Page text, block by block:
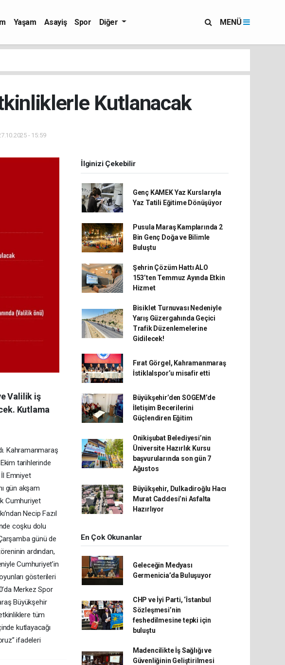
Yaşam Asayiş Spor Diğer MENÜ
Kutlanacak
- 15:59
Valilik iş
Kutlama
Kahramanmaraş
tarihlerinde
Emniyet
gün akşam
Cumhuriyet
Necip Fazıl
coşku dolu
günü de
ardından,
Cumhuriyet’in
gösterileri
Merkez Spor
Büyükşehir
tüm
kutlayacağı
ifadeleri
İlginizi Çekebilir
Genç KAMEK Yaz Kurslarıyla
Yaz Tatili Eğitime Dönüşüyor
Pusula Maraş Kamplarında 2
Bin Genç Doğa ve Bilimle
Buluştu
Şehrin Çözüm Hattı ALO
153’ten Temmuz Ayında Etkin
Hizmet
Bisiklet Turnuvası Nedeniyle
Yarış Güzergahında Geçici
Trafik Düzenlemelerine
Gidilecek!
Fırat Görgel, Kahramanmaraş
İstiklalspor’u misafir etti
Büyükşehir’den SOGEM’de
İletişim Becerilerini
Güçlendiren Eğitim
Onikişubat Belediyesi’nin
Üniversite Hazırlık Kursu
başvurularında son gün 7
Ağustos
Büyükşehir, Dulkadiroğlu Hacı
Murat Caddesi’ni Asfalta
Hazırlıyor
En Çok Okunanlar
Geleceğin Medyası
Germenicia’da Buluşuyor
CHP ve İyi Parti, ‘İstanbul
Sözleşmesi’nin
feshedilmesine tepki için
buluştu
Madencilikte İş Sağlığı ve
Güvenliğinin Geliştirilmesi